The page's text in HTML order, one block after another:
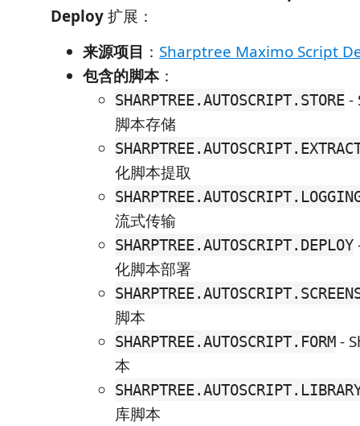
Deploy扩展：
来源项目 ： Sharptree Maximo Script
包含的脚本 ：
SHARPTREE.AUTOSCRIPT.STORE -
脚本存储
化脚本提取
流式传输
SHARPTREE.AUTOSCRIPT.DEPLOY
化脚本部署
脚本
SHARPTREE.AUTOSCRIPT.FORM -
本
库脚本